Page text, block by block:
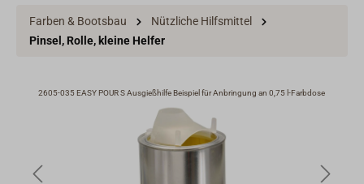
Farben & Bootsbau
Nützliche Hilfsmittel
Pinsel, Rolle, kleine Helfer
2605-035 EASY POUR S Ausgießhilfe Beispiel für Anbringung an 0,75 l-Farbdose